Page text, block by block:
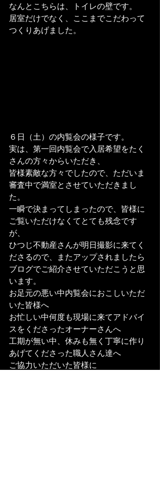
なんとこちらは、トイレの壁です。
居室だけでなく、ここまでこだわって
つくりあげました。
６日（土）の内覧会の様子です。
実は、第一回内覧会で入居希望をたく
さんの方々からいただき、
皆様素敵な方々でしたので、ただいま
審査中で満室とさせていただきまし
た。
一瞬で決まってしまったので、皆様に
ご覧いただけなくてとても残念です
が、
ひつじ不動産さんが明日撮影に来てく
ださるので、またアップされましたら
ブログでご紹介させていただこうと思
います。
お足元の悪い中内覧会におこしいただ
いた皆様へ
お忙しい中何度も現場に来てアドバイ
スをくださったオーナーさんへ
工期が無い中、休みも無く丁寧に作り
あげてくださった職人さん達へ
ご協力いただいた皆様に